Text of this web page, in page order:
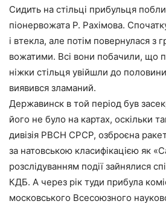
Сидить на стільці прибульця
піонервожата Р. Рахімова.
і втекла, але потім повернулася з
вожатими. Всі вони побачили, що
ніжки стільця увійшли до
виявився зламаний.
Державинск в той період був
його не було на картах, оскільки
дивізія РВСН СРСР, озброєна
за натовською класифікацією як
розслідуванням події зайнялися
КДБ. А через рік туди прибула
московського Всесоюзного